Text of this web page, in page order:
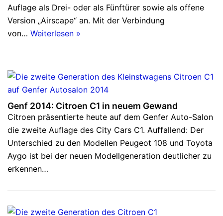
Auflage als Drei- oder als Fünftürer sowie als offene
Version „Airscape“ an. Mit der Verbindung
von… Weiterlesen »
Genf 2014: Citroen C1 in neuem Gewand
Citroen präsentierte heute auf dem Genfer Auto-Salon
die zweite Auflage des City Cars C1. Auffallend: Der
Unterschied zu den Modellen Peugeot 108 und Toyota
Aygo ist bei der neuen Modellgeneration deutlicher zu
erkennen…